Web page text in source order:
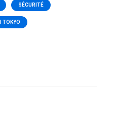
SÉCURITÉ
TOKYO